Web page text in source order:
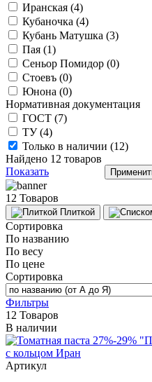
Иранская (4)
Кубаночка (4)
Кубань Матушка (3)
Пая (1)
Сеньор Помидор (0)
Стоевъ (0)
Юнона (0)
Нормативная документация
ГОСТ (7)
ТУ (4)
Только в наличии (12)
Найдено 12 товаров
Показать
12 Товаров
Плиткой
Сортировка
По названию
По весу
По цене
Сортировка
Фильтры
12 Товаров
В наличии
Артикул